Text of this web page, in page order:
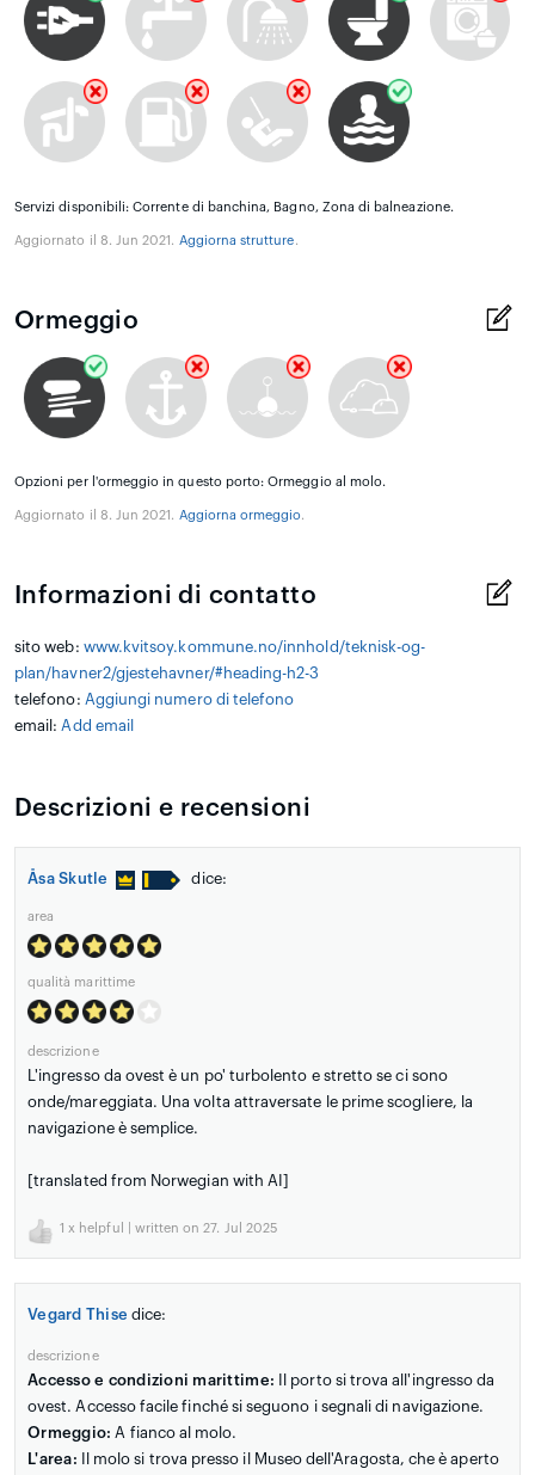
Servizi disponibili: Corrente di banchina, Bagno, Zona di balneazione.
Aggiornato il 8. Jun 2021. Aggiorna strutture.
Ormeggio
Opzioni per l'ormeggio in questo porto: Ormeggio al molo.
Aggiornato il 8. Jun 2021. Aggiorna ormeggio.
Informazioni di contatto
sito web: www.kvitsoy.kommune.no/innhold/teknisk-og-
plan/havner2/gjestehavner/#heading-h2-3
telefono: Aggiungi numero di telefono
email: Add email
Descrizioni e recensioni
Åsa Skutle dice:
area
qualità marittime
descrizione
L'ingresso da ovest è un po' turbolento e stretto se ci sono
onde/mareggiata. Una volta attraversate le prime scogliere, la
navigazione è semplice.
[translated from Norwegian with AI]
1 x helpful | written on 27. Jul 2025
Vegard Thise dice:
descrizione
Accesso e condizioni marittime: Il porto si trova all'ingresso da
ovest. Accesso facile finché si seguono i segnali di navigazione.
Ormeggio: A fianco al molo.
L'area: Il molo si trova presso il Museo dell'Aragosta, che è aperto